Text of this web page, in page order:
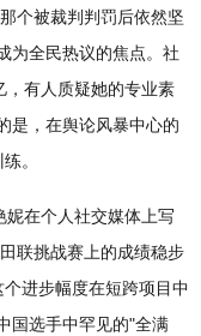
个被裁判判罚后依然坚
为全民热议的焦点。社
，有人质疑她的专业素
是，在舆论风暴中心的
。
在个人社交媒体上写
联挑战赛上的成绩稳步
进步幅度在短跨项目中
国选手中罕见的"全满